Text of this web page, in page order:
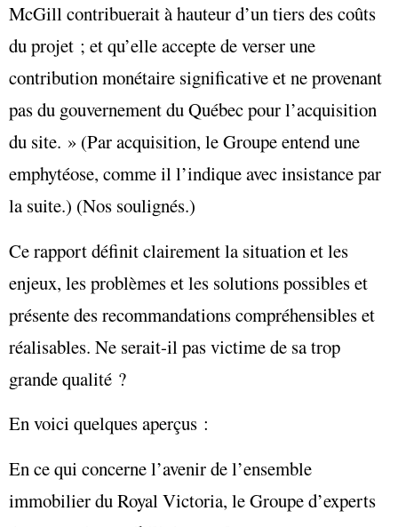
McGill contribuerait à hauteur d’un tiers des coûts
du projet ; et qu’elle accepte de verser une
contribution monétaire significative et ne provenant
pas du gouvernement du Québec pour l’acquisition
du site. » (Par acquisition, le Groupe entend une
emphytéose, comme il l’indique avec insistance par
la suite.) (Nos soulignés.)
Ce rapport définit clairement la situation et les
enjeux, les problèmes et les solutions possibles et
présente des recommandations compréhensibles et
réalisables. Ne serait-il pas victime de sa trop
grande qualité ?
En voici quelques aperçus :
En ce qui concerne l’avenir de l’ensemble
immobilier du Royal Victoria, le Groupe d’experts